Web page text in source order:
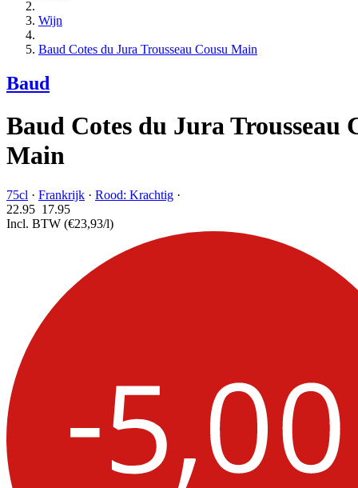
Wijn
Baud Cotes du Jura Trousseau Cousu Main
Baud
Baud Cotes du Jura Trousseau
Main
75cl · Frankrijk · Rood: Krachtig ·
22.95 17.95
Incl. BTW (€23,93/l)